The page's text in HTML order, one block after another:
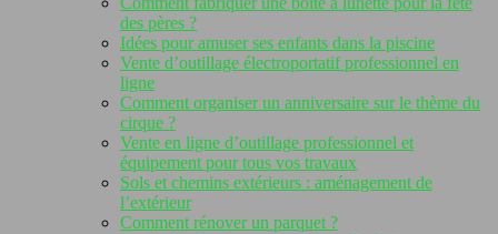
des pères ?
Idées pour amuser ses enfants dans la piscine
Vente d’outillage électroportatif professionnel en
ligne
Comment organiser un anniversaire sur le thème du
cirque ?
Vente en ligne d’outillage professionnel et
équipement pour tous vos travaux
Sols et chemins extérieurs : aménagement de
l’extérieur
Comment rénover un parquet ?